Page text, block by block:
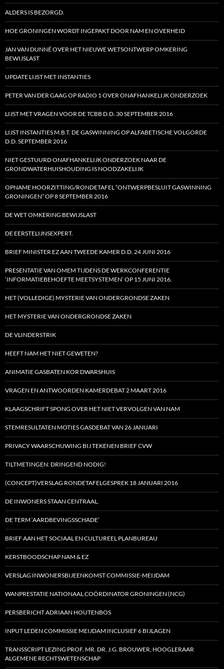
ALDERS IS BEZORGD.
HOE GRONINGEN WORDT INGEPAKT DOOR NAM EN OVERHEID
JAN VAN DUNNÉ OVER HET NIEUWE WETSONTWERP OMKERING
BEWIJSLAST
UPDATE LIJST MET INSTANTIES
PETER VAN DER GAAG OP RADIO 1 OVER ONAFHANKELIJK ONDERZOEK
LIJST MET VRAGEN VOOR DE TCBB D.D. 30 SEPTEMBER 2016
LIJST INSTANTIES M.B.T. DE GASWINNING OP ALFABETISCHE VOLGORDE
D.D. SEPTEMBER 2016
NIET GESTUURD ONAFHANKELIJK ONDERZOEK NAAR DE
GRONDWATERHUISHOUDING IS NOODZAKELIJK
OPNAME HOORZITTING/RONDETAFEL “ONTWERPBESLUIT GASWINNING
GRONINGEN” OP 8 SEPTEMBER 2016
DE WET OMKERING BEWIJSLAST
DE EERSTELIJNSEXPERT.
BRIEF MINISTER EZ AAN TWEEDE KAMER D.D. 24 JUNI 2016
PRESENTATIE VAN OMEM TIJDENS DE WERKCONFERENTIE
‘INFORMATIEBEHOEFTE MEETSYSTEMEN’ OP 15 JUNI 2016.
HET (VOLLEDIGE) MYSTERIE VAN ONDERGRONDSE ZAKEN
HET MYSTERIE VAN ONDERGRONDSE ZAKEN
DE VLINDERSTRIK
HEEFT NAM HET NIET GEWETEN?
ANIMATIE GASBATEN KOR DWARSHUIS
VRAGEN EN ANTWOORDEN KAMERDEBAT 2 MAART 2016
KLAAGSCHRIFT SPONG OVER HET NIET VERVOLGEN VAN NAM
STEMRESULTATEN MOTIES GASDEBAT VAN 26 JANUARI
PRIVACY WAARSCHUWING BIJ TEKENEN BRIEF CVW
TILTMETINGEN: DRINGEND NODIG!
(CONCEPT)VERSLAG RONDETAFELGESPREK 18 JANUARI 2016
DE INWONERS STAAN CENTRAAL.
DE TERM ‘AARDBEVINGSSCHADE’
BRIEF AAN HET SOCIAAL EN CULTUREEL PLANBUREAU
KERSTBOODSCHAP NAM & EZ
VERSLAG INWONERSBIJEENKOMST COMMISSIE-MEIJDAM
WANPRESTATIE NATIONAAL COÖRDINATOR GRONINGEN (NCG)
PERSBERICHT ADRIAAN HOUTENBOS
INPUT LEDEN COMMISSIE MEIJDAM INCLUSIEF 6 BIJLAGEN
TRANSSCRIPT LEZING PROF. MR. DR. J.G. BROUWER, HOOGLERAAR
ALGEMENE RECHTSWETENSCHAP